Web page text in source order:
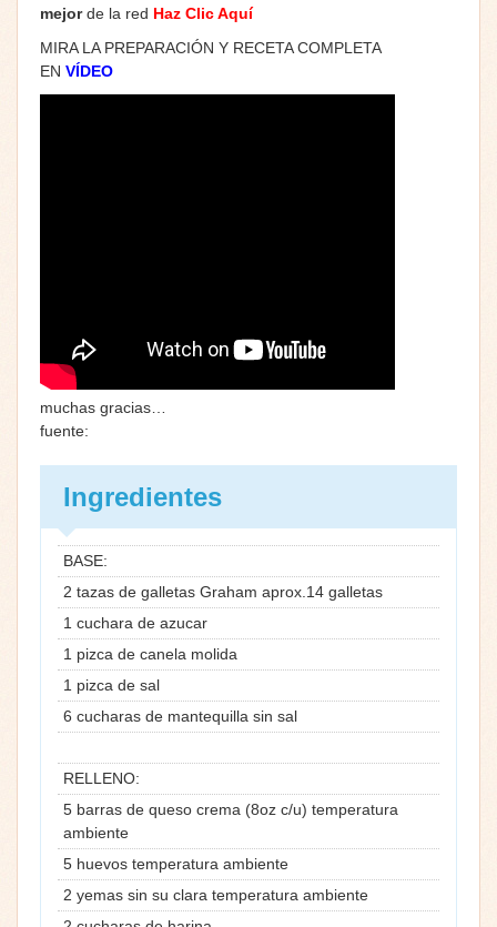
mejorde la red Haz Clic Aquí
MIRA LA PREPARACIÓN Y RECETA COMPLETA
EN VÍDEO
muchas gracias…
fuente:
Ingredientes
BASE:
2 tazas de galletas Graham aprox.14 galletas
1 cuchara de azucar
1 pizca de canela molida
1 pizca de sal
6 cucharas de mantequilla sin sal
RELLENO:
5 barras de queso crema (8oz c/u) temperatura
ambiente
5 huevos temperatura ambiente
2 yemas sin su clara temperatura ambiente